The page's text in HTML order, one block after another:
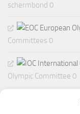
schermbond 0
Committees 0
Olympic Committee 0